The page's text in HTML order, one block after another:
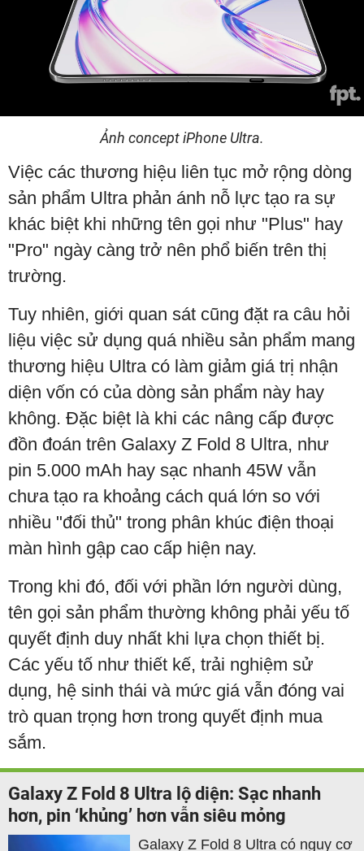
Ảnh concept iPhone Ultra.
Việc các thương hiệu liên tục mở rộng dòng
sản phẩm Ultra phản ánh nỗ lực tạo ra sự
khác biệt khi những tên gọi như "Plus" hay
"Pro" ngày càng trở nên phổ biến trên thị
trường.
Tuy nhiên, giới quan sát cũng đặt ra câu hỏi
liệu việc sử dụng quá nhiều sản phẩm mang
thương hiệu Ultra có làm giảm giá trị nhận
diện vốn có của dòng sản phẩm này hay
không. Đặc biệt là khi các nâng cấp được
đồn đoán trên Galaxy Z Fold 8 Ultra, như
pin 5.000 mAh hay sạc nhanh 45W vẫn
chưa tạo ra khoảng cách quá lớn so với
nhiều "đối thủ" trong phân khúc điện thoại
màn hình gập cao cấp hiện nay.
Trong khi đó, đối với phần lớn người dùng,
tên gọi sản phẩm thường không phải yếu tố
quyết định duy nhất khi lựa chọn thiết bị.
Các yếu tố như thiết kế, trải nghiệm sử
dụng, hệ sinh thái và mức giá vẫn đóng vai
trò quan trọng hơn trong quyết định mua
sắm.
Galaxy Z Fold 8 Ultra lộ diện: Sạc nhanh
hơn, pin ‘khủng’ hơn vẫn siêu mỏng
Galaxy Z Fold 8 Ultra có nguy cơ